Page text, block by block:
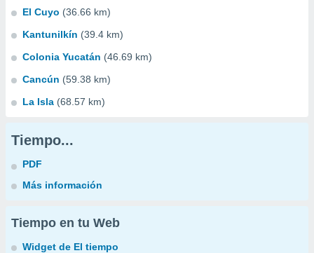
El Cuyo (36.66 km)
Kantunilkín (39.4 km)
Colonia Yucatán (46.69 km)
Cancún (59.38 km)
La Isla (68.57 km)
Tiempo...
PDF
Más información
Tiempo en tu Web
Widget de El tiempo